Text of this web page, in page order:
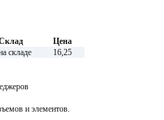
Цена
складе 16,25
и элементов.